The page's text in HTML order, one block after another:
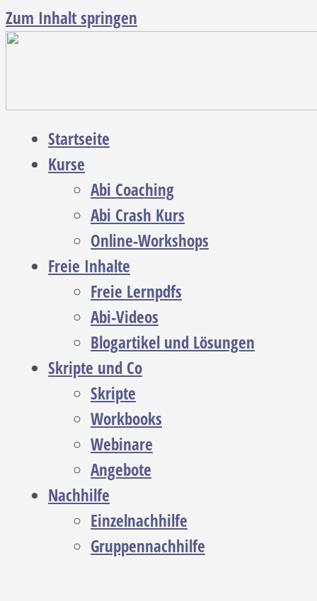
Zum Inhalt springen
Startseite
Kurse
Abi Coaching
Abi Crash Kurs
Online-Workshops
Freie Inhalte
Freie Lernpdfs
Abi-Videos
Blogartikel und Lösungen
Skripte und Co
Skripte
Workbooks
Webinare
Angebote
Nachhilfe
Einzelnachhilfe
Gruppennachhilfe